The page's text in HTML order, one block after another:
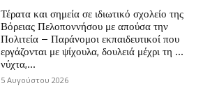
Τέρατα και σημεία σε ιδιωτικό σχολείο της
Βόρειας Πελοποννήσου με απούσα την
Πολιτεία – Παράνομοι εκπαιδευτικοί που
εργάζονται με ψίχουλα, δουλειά μέχρι τη …
νύχτα,...
5 Αυγούστου 2026